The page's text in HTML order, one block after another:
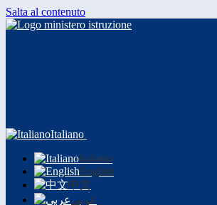
Salta al contenuto
Italiano
Italiano
English
中文
عربى